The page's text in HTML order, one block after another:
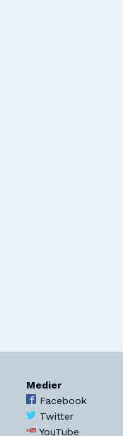
Medier
Facebook
Twitter
YouTube